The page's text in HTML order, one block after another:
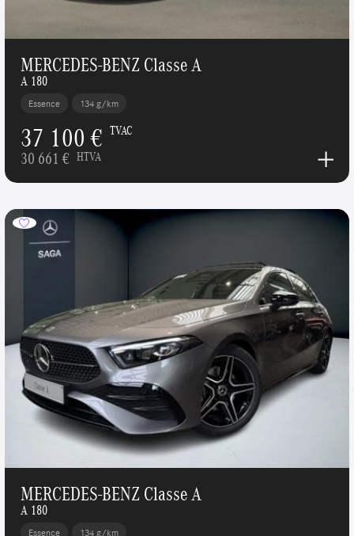
MERCEDES-BENZ Classe A
A 180
Essence 134 g/km
37 100 € TVAC
30 661 € HTVA
MERCEDES-BENZ Classe A
A 180
Essence 134 g/km